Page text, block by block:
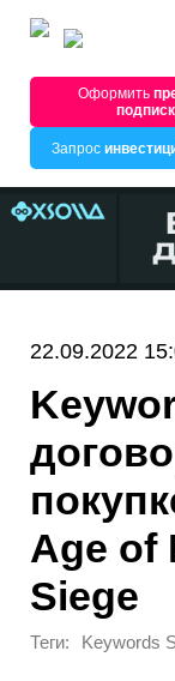
Оформить
Запрос
22.09.2022
Age of
Siege
Теги: Keywords